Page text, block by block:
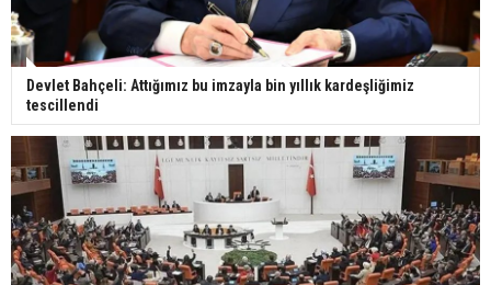
Devlet Bahçeli: Attığımız bu imzayla bin yıllık kardeşliğimiz
tescillendi